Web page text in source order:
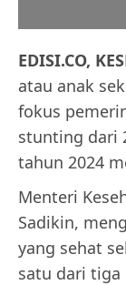
EDISI.CO,
atau anak
fokus
stunting dari
tahun 2024
Menteri
Sadikin,
yang sehat
satu dari tiga